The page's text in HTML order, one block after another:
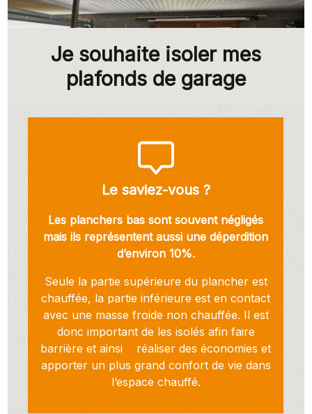
Je souhaite isoler mes
plafonds de garage
Le saviez-vous ?
Les planchers bas sont souvent négligés
mais ils représentent aussi une déperdition
d’environ 10%.
Seule la partie supérieure du plancher est
chauffée, la partie inférieure est en contact
avec une masse froide non chauffée. Il est
donc important de les isolés afin faire
barrière et ainsi réaliser des économies et
apporter un plus grand confort de vie dans
l’espace chauffé.